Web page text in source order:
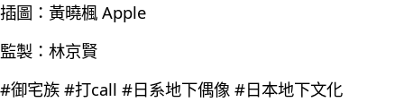
插圖：黃曉楓 Apple
監製：林京賢
#御宅族 #打call #日系地下偶像 #日本地下文化